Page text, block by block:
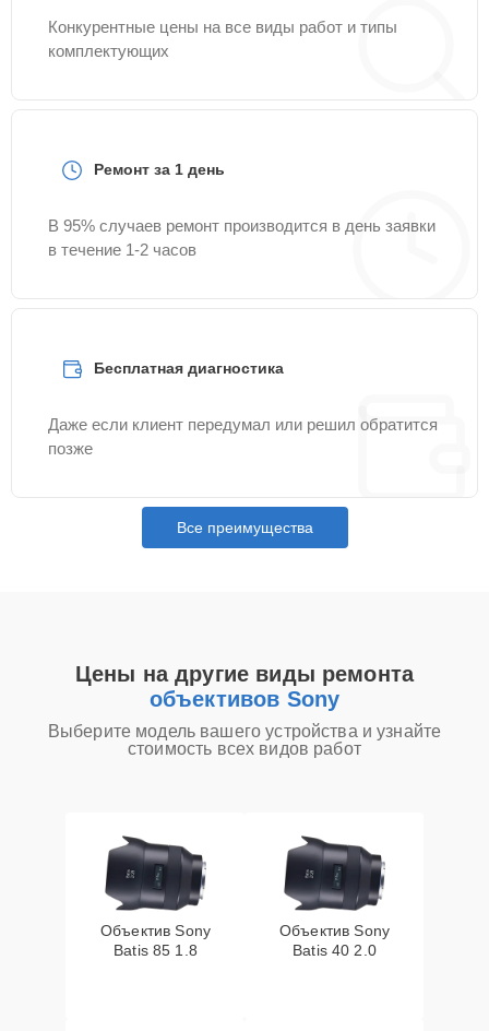
Конкурентные цены на все виды работ и типы
комплектующих
Ремонт за 1 день
В 95% случаев ремонт производится в день заявки
в течение 1-2 часов
Бесплатная диагностика
Даже если клиент передумал или решил обратится
позже
Все преимущества
Цены на другие виды ремонта
объективов Sony
Выберите модель вашего устройства и узнайте
стоимость всех видов работ
Объектив Sony
Batis 85 1.8
Объектив Sony
Batis 40 2.0